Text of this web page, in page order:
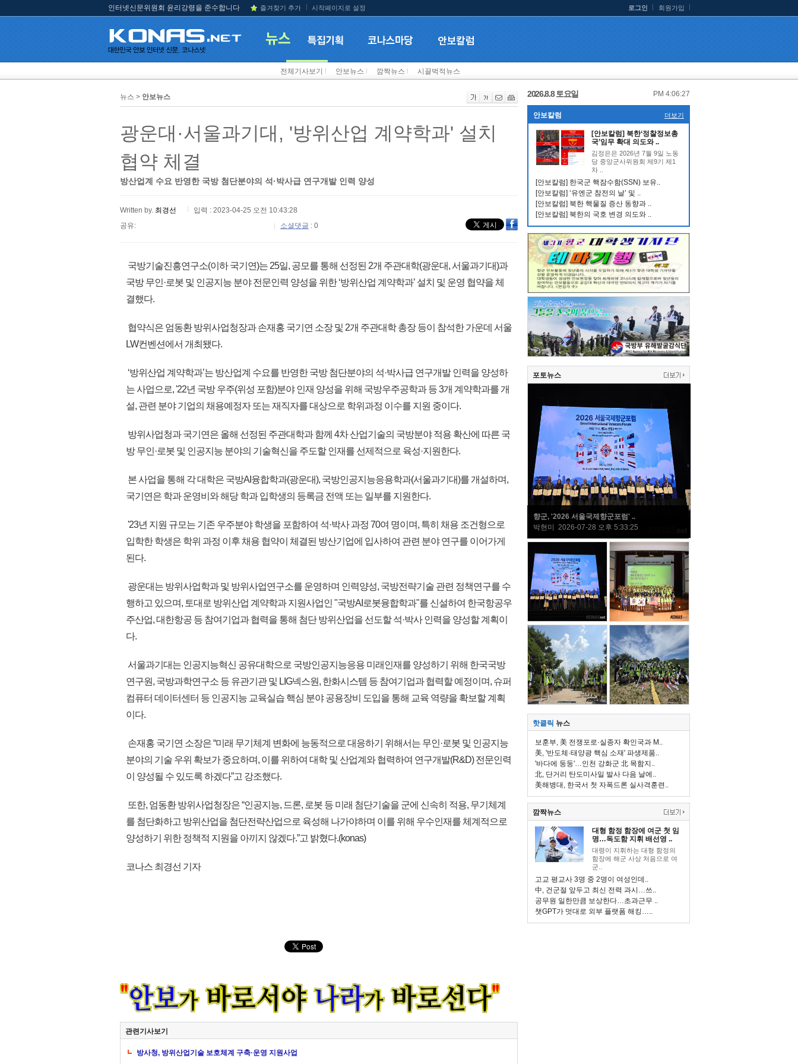
인터넷신문위원회 윤리강령을 준수합니다 즐겨찾기 추가 시작페이지로 설정 로그인 회원가입
전체기사보기 안보뉴스 깜짝뉴스 시끌벅적뉴스
뉴스 > 안보뉴스
광운대·서울과기대, '방위산업 계약학과' 설치
협약 체결
방산업계 수요 반영한 국방 첨단분야의 석·박사급 연구개발 인력 양성
Written by. 최경선
입력 : 2023-04-25 오전 10:43:28
공유:
소셜댓글 : 0
국방기술진흥연구소(이하 국기연)는 25일, 공모를 통해 선정된 2개 주관대학(광운대, 서울과기대)과
국방 무인·로봇 및 인공지능 분야 전문인력 양성을 위한 ‘방위산업 계약학과’ 설치 및 운영 협약을 체
결했다.
협약식은 엄동환 방위사업청장과 손재홍 국기연 소장 및 2개 주관대학 총장 등이 참석한 가운데 서울
LW컨벤션에서 개최됐다.
‘방위산업 계약학과’는 방산업계 수요를 반영한 국방 첨단분야의 석·박사급 연구개발 인력을 양성하
는 사업으로, '22년 국방 우주(위성 포함)분야 인재 양성을 위해 국방우주공학과 등 3개 계약학과를 개
설, 관련 분야 기업의 채용예정자 또는 재직자를 대상으로 학위과정 이수를 지원 중이다.
방위사업청과 국기연은 올해 선정된 주관대학과 함께 4차 산업기술의 국방분야 적용 확산에 따른 국
방 무인·로봇 및 인공지능 분야의 기술혁신을 주도할 인재를 선제적으로 육성·지원한다.
본 사업을 통해 각 대학은 국방AI융합학과(광운대), 국방인공지능응용학과(서울과기대)를 개설하며,
국기연은 학과 운영비와 해당 학과 입학생의 등록금 전액 또는 일부를 지원한다.
'23년 지원 규모는 기존 우주분야 학생을 포함하여 석·박사 과정 70여 명이며, 특히 채용 조건형으로
입학한 학생은 학위 과정 이후 채용 협약이 체결된 방산기업에 입사하여 관련 분야 연구를 이어가게
된다.
광운대는 방위사업학과 및 방위사업연구소를 운영하며 인력양성, 국방전략기술 관련 정책연구를 수
행하고 있으며, 토대로 방위산업 계약학과 지원사업인 "국방AI로봇융합학과"를 신설하여 한국항공우
주산업, 대한항공 등 참여기업과 협력을 통해 첨단 방위산업을 선도할 석·박사 인력을 양성할 계획이
다.
서울과기대는 인공지능혁신 공유대학으로 국방인공지능응용 미래인재를 양성하기 위해 한국국방
연구원, 국방과학연구소 등 유관기관 및 LIG넥스원, 한화시스템 등 참여기업과 협력할 예정이며, 슈퍼
컴퓨터 데이터센터 등 인공지능 교육실습 핵심 분야 공용장비 도입을 통해 교육 역량을 확보할 계획
이다.
손재홍 국기연 소장은 “미래 무기체계 변화에 능동적으로 대응하기 위해서는 무인·로봇 및 인공지능
분야의 기술 우위 확보가 중요하며, 이를 위하여 대학 및 산업계와 협력하여 연구개발(R&D) 전문인력
이 양성될 수 있도록 하겠다”고 강조했다.
또한, 엄동환 방위사업청장은 “인공지능, 드론, 로봇 등 미래 첨단기술을 군에 신속히 적용, 무기체계
를 첨단화하고 방위산업을 첨단전략산업으로 육성해 나가야하며 이를 위해 우수인재를 체계적으로
양성하기 위한 정책적 지원을 아끼지 않겠다.”고 밝혔다.(konas)
코나스 최경선 기자
관련기사보기
방사청, 방위산업기술 보호체계 구축·운영 지원사업
2026.8.8 토요일 PM 4:06:28
안보칼럼 더보기
[안보칼럼] 북한‘정찰정보총
국’임무 확대 의도와 ..
김정은은 2026년 7월 9일 노동
당 중앙군사위원회 제9기 제1
차 ..
[안보칼럼] 한국군 핵잠수함(SSN) 보유..
[안보칼럼] ‘유엔군 참전의 날’ 및 ..
[안보칼럼] 북한 핵물질 증산 동향과 ..
[안보칼럼] 북한의 국호 변경 의도와 ..
포토뉴스
향군, '2026 서울국제향군포럼' ..
박현미 2026-07-28 오후 5:33:25
핫클릭 뉴스
보훈부, 美 전쟁포로·실종자 확인국과 M..
美, '반도체·태양광 핵심 소재' 파생제품..
'바다에 둥둥'…인천 강화군 北 목함지..
北, 단거리 탄도미사일 발사 다음 날에..
美해병대, 한국서 첫 자폭드론 실사격훈련..
깜짝뉴스
대형 함정 함장에 여군 첫 임
명…독도함 지휘 배선영 ..
대령이 지휘하는 대형 함정의
함장에 해군 사상 처음으로 여
군..
고교 평교사 3명 중 2명이 여성인데..
中, 건군절 앞두고 최신 전력 과시…쓰..
공무원 일한만큼 보상한다…초과근무 ..
챗GPT가 멋대로 외부 플랫폼 해킹…..